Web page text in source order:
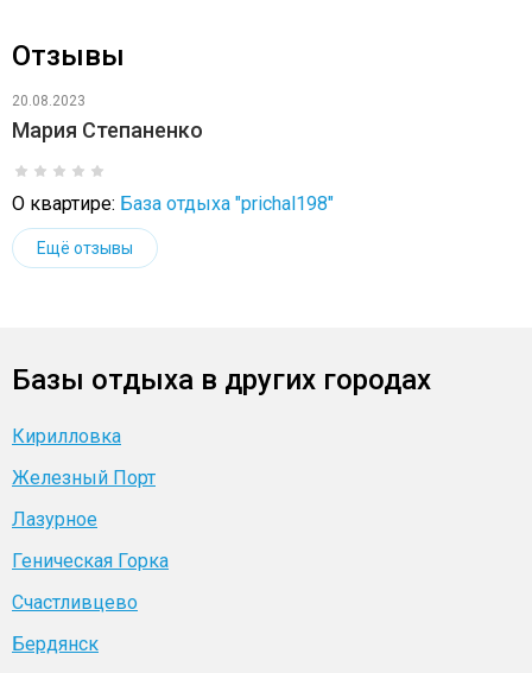
Отзывы
20.08.2023
Мария Степаненко
О квартире: База отдыха "prichal198"
Ещё отзывы
Базы отдыха в других городах
Кирилловка
Железный Порт
Лазурное
Геническая Горка
Счастливцево
Бердянск